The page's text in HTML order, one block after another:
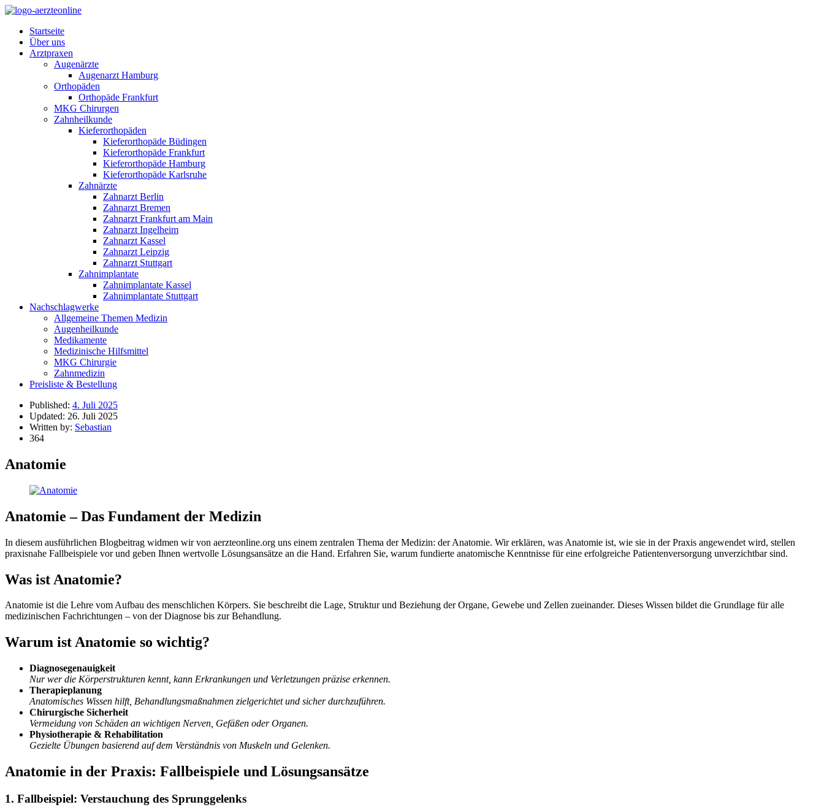
Startseite
Über uns
Arztpraxen
Augenärzte
Augenarzt Hamburg
Orthopäden
Orthopäde Frankfurt
MKG Chirurgen
Zahnheilkunde
Kieferorthopäden
Kieferorthopäde Büdingen
Kieferorthopäde Frankfurt
Kieferorthopäde Hamburg
Kieferorthopäde Karlsruhe
Zahnärzte
Zahnarzt Berlin
Zahnarzt Bremen
Zahnarzt Frankfurt am Main
Zahnarzt Ingelheim
Zahnarzt Kassel
Zahnarzt Leipzig
Zahnarzt Stuttgart
Zahnimplantate
Zahnimplantate Kassel
Zahnimplantate Stuttgart
Nachschlagwerke
Allgemeine Themen Medizin
Augenheilkunde
Medikamente
Medizinische Hilfsmittel
MKG Chirurgie
Zahnmedizin
Preisliste & Bestellung
Published: 4. Juli 2025
Updated: 26. Juli 2025
Written by: Sebastian
364
Anatomie
Anatomie – Das Fundament der Medizin
In diesem ausführlichen Blogbeitrag widmen wir von aerzteonline.org uns einem zentralen Thema der Medizin: der Anatomie. Wir erklären, was Anatomie ist, wie sie in der Praxis angewendet wird, stellen
praxisnahe Fallbeispiele vor und geben Ihnen wertvolle Lösungsansätze an die Hand. Erfahren Sie, warum fundierte anatomische Kenntnisse für eine erfolgreiche Patientenversorgung unverzichtbar sind.
Was ist Anatomie?
Anatomie ist die Lehre vom Aufbau des menschlichen Körpers. Sie beschreibt die Lage, Struktur und Beziehung der Organe, Gewebe und Zellen zueinander. Dieses Wissen bildet die Grundlage für alle
medizinischen Fachrichtungen – von der Diagnose bis zur Behandlung.
Warum ist Anatomie so wichtig?
Diagnosegenauigkeit
Nur wer die Körperstrukturen kennt, kann Erkrankungen und Verletzungen präzise erkennen.
Therapieplanung
Anatomisches Wissen hilft, Behandlungsmaßnahmen zielgerichtet und sicher durchzuführen.
Chirurgische Sicherheit
Vermeidung von Schäden an wichtigen Nerven, Gefäßen oder Organen.
Physiotherapie & Rehabilitation
Gezielte Übungen basierend auf dem Verständnis von Muskeln und Gelenken.
Anatomie in der Praxis: Fallbeispiele und Lösungsansätze
1. Fallbeispiel: Verstauchung des Sprunggelenks